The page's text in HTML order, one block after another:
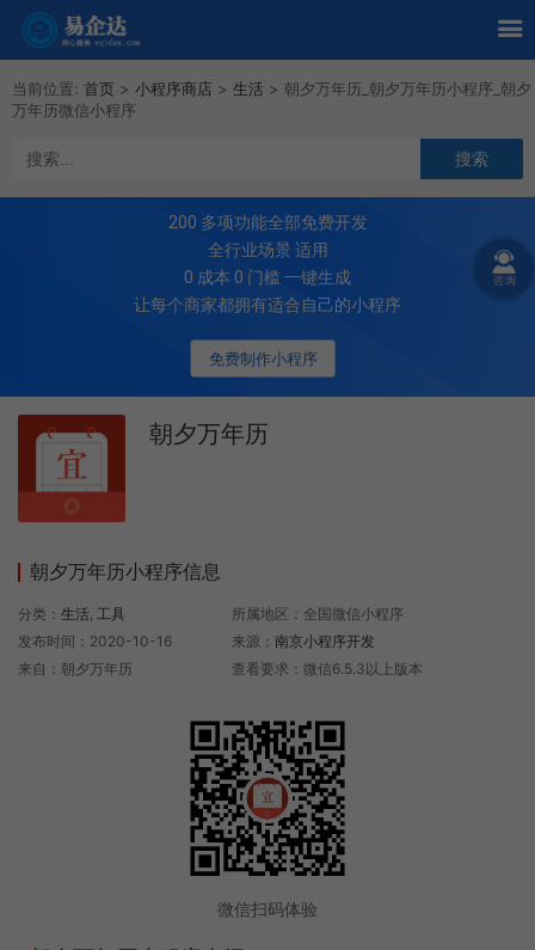
当前位置: 首页 > 小程序商店 > 生活 > 朝夕万年历_朝夕万年历小程序_朝夕
万年历微信小程序
免费制作小程序
200 多项功能全部免费开发
全行业场景 适用
0 成本 0 门槛 一键生成
让每个商家都拥有适合自己的小程序
朝夕万年历
朝夕万年历小程序信息
分类： 生活, 工具
发布时间：2020-10-16
来自：朝夕万年历
所属地区：全国微信小程序
来源： 南京小程序开发
查看要求：微信6.5.3以上版本
微信扫码体验